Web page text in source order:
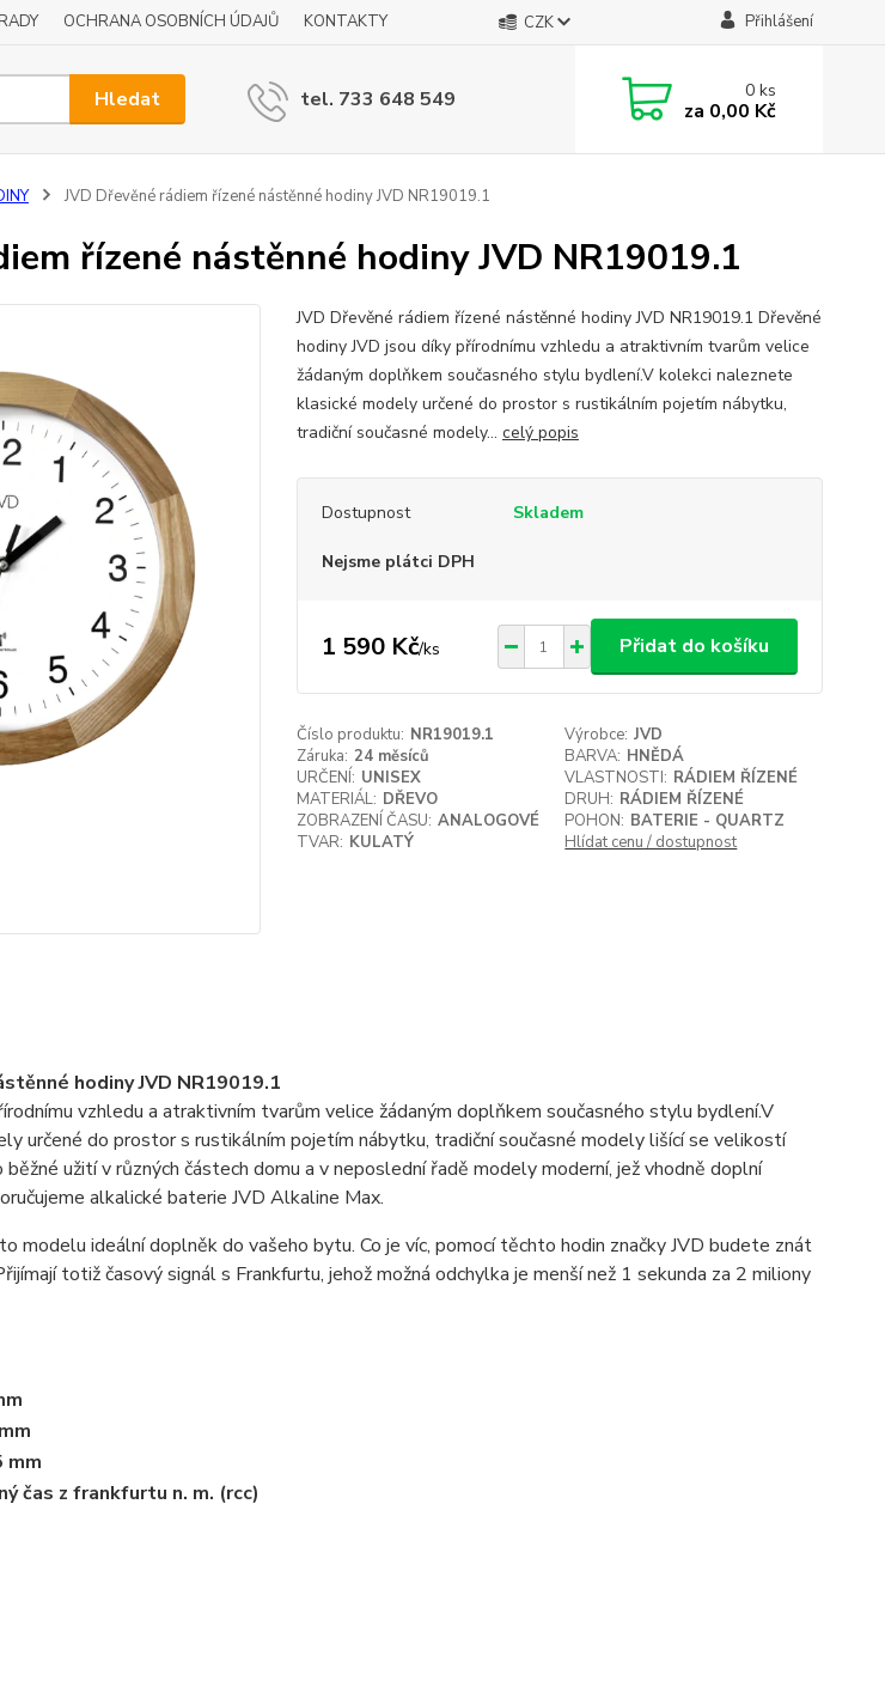
OCHRANA OSOBNÍCH ÚDAJŮ KONTAKTY CZK Přihlášení
Hledat tel. 733 648 549 0ks
za 0,00 Kč
JVD Dřevěné rádiem řízené nástěnné hodiny JVD NR19019.1
řízené nástěnné hodiny JVD NR19019.1
JVD Dřevěné rádiem řízené nástěnné hodiny JVD NR19019.1 Dřevěné
hodiny JVD jsou díky přírodnímu vzhledu a atraktivním tvarům velice
žádaným doplňkem současného stylu bydlení.V kolekci naleznete
klasické modely určené do prostor s rustikálním pojetím nábytku,
tradiční současné modely... celý popis
Dostupnost Skladem
Nejsme plátci DPH
1 590 Kč/ks Přidat do košíku
Číslo produktu: NR19019.1 Výrobce: JVD
Záruka: 24 měsíců BARVA: HNĚDÁ
URČENÍ: UNISEX VLASTNOSTI: RÁDIEM ŘÍZENÉ
MATERIÁL: DŘEVO DRUH: RÁDIEM ŘÍZENÉ
ZOBRAZENÍ ČASU: ANALOGOVÉ POHON: BATERIE - QUARTZ
TVAR: KULATÝ Hlídat cenu / dostupnost
hodiny JVD NR19019.1
vzhledu a atraktivním tvarům velice žádaným doplňkem současného stylu bydlení.V
určené do prostor s rustikálním pojetím nábytku, tradiční současné modely lišící se velikostí
užití v různých částech domu a v neposlední řadě modely moderní, jež vhodně doplní
alkalické baterie JVD Alkaline Max.
modelu ideální doplněk do vašeho bytu. Co je víc, pomocí těchto hodin značky JVD budete znát
totiž časový signál s Frankfurtu, jehož možná odchylka je menší než 1 sekunda za 2 miliony
mm
čas z frankfurtu n. m. (rcc)